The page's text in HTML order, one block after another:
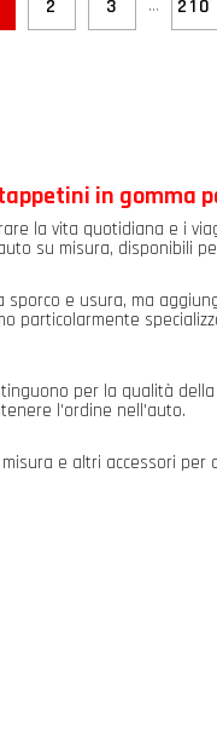
2 3 … 210
in gomma
la vita quotidiana e i
su misura, disponibili
e usura, ma
per la qualità
l'ordine nell'auto.
e altri accessori